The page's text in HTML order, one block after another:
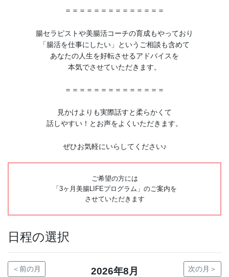
＝＝＝＝＝＝＝＝＝＝＝＝＝＝
腸セラピストや美腸活コーチの育成もやっており
「腸活を仕事にしたい」というご相談も含めて
あなたの人生を好転させるアドバイスを
本気でさせていただきます。
＝＝＝＝＝＝＝＝＝＝＝＝＝＝
見かけよりも実際話すと柔らかくて
話しやすい！とお声をよくいただきます。
ぜひお気軽にいらしてください♪
ご希望の方には
「3ヶ月美腸LIFEプログラム」のご案内を
させていただきます
日程の選択
＜前の月 2026年8月 次の月＞